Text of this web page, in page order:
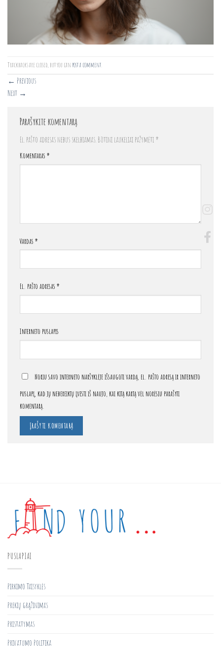
Trackbacks are closed, but you can post a comment
← Previous
Next →
Parašykite komentarą
El. pašto adresas nebus skelbiamas. Būtini laukeliai pažymėti *
Komentaras *
Vardas *
El. pašto adresas *
Interneto puslapis
Noriu savo interneto naršyklėje išsaugoti vardą, el. pašto adresą ir interneto
puslapį, kad jų nebereiktų įvesti iš naujo, kai kitą kartą vėl norėsiu parašyti
komentarą.
PUSLAPIAI
Pirkimo Taisyklės
Prekių grąžinimas
Pristatymas
Privatumo Politika